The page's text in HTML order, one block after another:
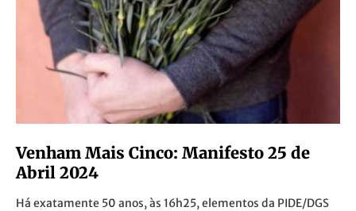
Venham Mais Cinco: Manifesto 25 de
Abril 2024
Há exatamente 50 anos, às 16h25, elementos da PIDE/DGS